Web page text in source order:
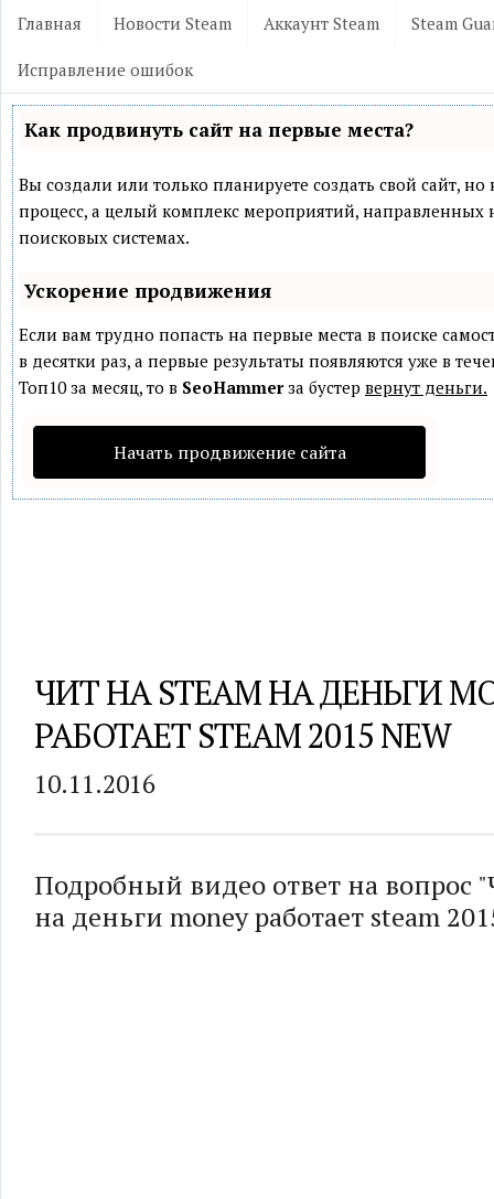
Главная Новости Steam Аккаунт Steam Steam
Исправление ошибок
Как продвинуть сайт на первые места?
Вы создали или только планируете создать свой сайт,
процесс, а целый комплекс мероприятий,
поисковых системах.
Ускорение продвижения
Если вам трудно попасть на первые места в поиске
в десятки раз, а первые результаты появляются уже в
Топ10 за месяц, то в SeoHammerза бустер вернут деньги.
Начать продвижение сайта
ЧИТ НА STEAM НА ДЕНЬГИ
РАБОТАЕТ STEAM 2015 NEW
10.11.2016
Подробный видео ответ на вопрос
на деньги money работает steam